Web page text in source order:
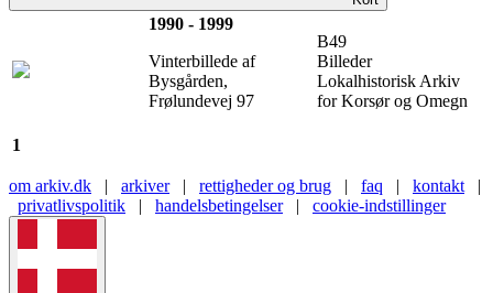
1990 - 1999
Vinterbillede af
Bysgården,
Frølundevej 97
B49
Billeder
Lokalhistorisk Arkiv
for Korsør og Omegn
1
om arkiv.dk | arkiver | rettigheder og brug | faq | kontakt
|
privatlivspolitik
| handelsbetingelser | cookie-indstillinger